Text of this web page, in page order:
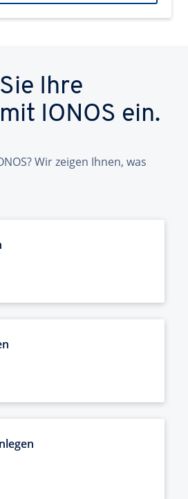
Ihre
IONOS ein.
Wir zeigen Ihnen, was